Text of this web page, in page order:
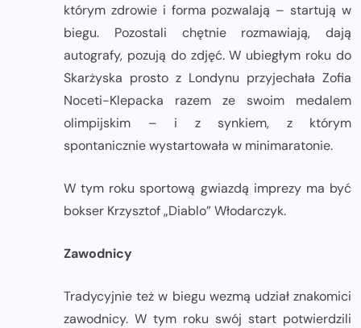
którym zdrowie i forma pozwalają – startują w
biegu. Pozostali chętnie rozmawiają, dają
autografy, pozują do zdjęć. W ubiegłym roku do
Skarżyska prosto z Londynu przyjechała Zofia
Noceti-Klepacka razem ze swoim medalem
olimpijskim – i z synkiem, z którym
spontanicznie wystartowała w minimaratonie.
W tym roku sportową gwiazdą imprezy ma być
bokser Krzysztof „Diablo” Włodarczyk.
Zawodnicy
Tradycyjnie też w biegu wezmą udział znakomici
zawodnicy. W tym roku swój start potwierdzili